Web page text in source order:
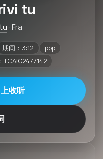
tu
· Fra
期间：3:12
pop
TCAIG2477142
收听